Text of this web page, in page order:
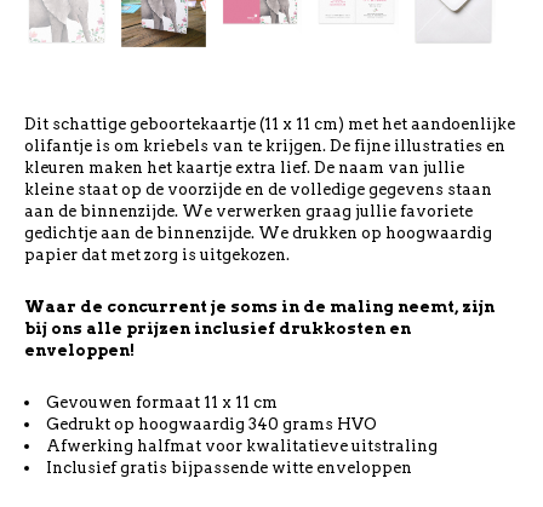
Dit schattige geboortekaartje (11 x 11 cm) met het aandoenlijke
olifantje is om kriebels van te krijgen. De fijne illustraties en
kleuren maken het kaartje extra lief. De naam van jullie
kleine staat op de voorzijde en de volledige gegevens staan
aan de binnenzijde. We verwerken graag jullie favoriete
gedichtje aan de binnenzijde. We drukken op hoogwaardig
papier dat met zorg is uitgekozen.
Waar de concurrent je soms in de maling neemt, zijn
bij ons alle prijzen inclusief drukkosten en
enveloppen!
Gevouwen formaat 11 x 11 cm
Gedrukt op hoogwaardig 340 grams HVO
Afwerking halfmat voor kwalitatieve uitstraling
Inclusief gratis bijpassende witte enveloppen